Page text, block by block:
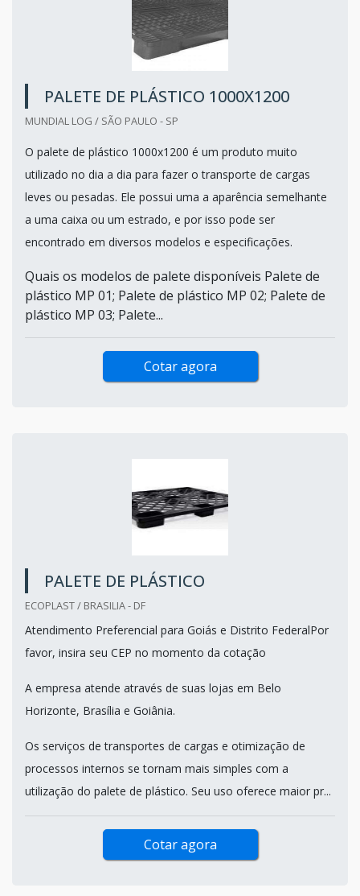
PALETE DE PLÁSTICO 1000X1200
MUNDIAL LOG / SÃO PAULO - SP
O palete de plástico 1000x1200 é um produto muito
utilizado no dia a dia para fazer o transporte de cargas
leves ou pesadas. Ele possui uma a aparência semelhante
a uma caixa ou um estrado, e por isso pode ser
encontrado em diversos modelos e especificações.
Quais os modelos de palete disponíveis Palete de
plástico MP 01; Palete de plástico MP 02; Palete de
plástico MP 03; Palete...
Cotar agora
PALETE DE PLÁSTICO
ECOPLAST / BRASILIA - DF
Atendimento Preferencial para Goiás e Distrito FederalPor
favor, insira seu CEP no momento da cotação
A empresa atende através de suas lojas em Belo
Horizonte, Brasília e Goiânia.
Os serviços de transportes de cargas e otimização de
processos internos se tornam mais simples com a
utilização do palete de plástico. Seu uso oferece maior pr...
Cotar agora